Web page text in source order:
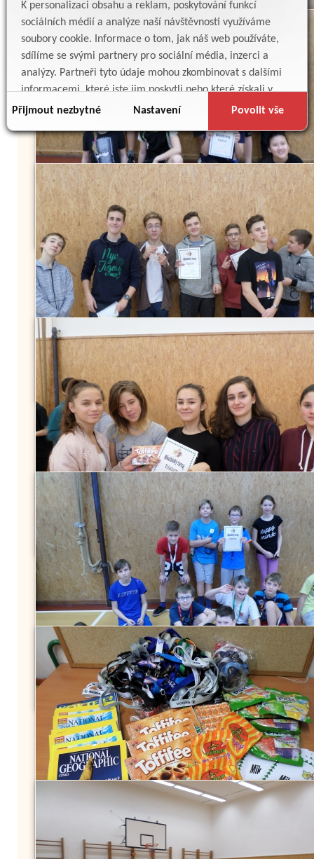
K personalizaci obsahu a reklam, poskytování funkcí
sociálních médií a analýze naší návštěvnosti využíváme
soubory cookie. Informace o tom, jak náš web používáte,
sdílíme se svými partnery pro sociální média, inzerci a
analýzy. Partneři tyto údaje mohou zkombinovat s dalšími
informacemi, které jste jim poskytli nebo které získali v
důsledku toho, že používáte jejich služby.
Přijmout nezbytné Nastavení Povolit vše